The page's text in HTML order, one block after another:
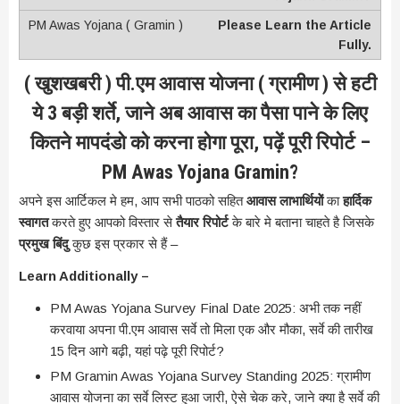
Please Learn the Article
Fully.
( खुशखबरी ) पी.एम आवास योजना ( ग्रामीण ) से हटी
ये 3 बड़ी शर्ते, जाने अब आवास का पैसा पाने के लिए
कितने मापदंडो को करना होगा पूरा, पढ़ें पूरी रिपोर्ट –
PM Awas Yojana Gramin?
अपने इस आर्टिकल मे हम, आप सभी पाठको सहितआवास लाभार्थियोेंकाहार्दिक
स्वागतकरते हुए आपको विस्तार सेतैयार रिपोर्टके बारे मे बताना चाहते है जिसके
प्रमुख बिंदुकुछ इस प्रकार से हैं –
Learn Additionally –
PM Awas Yojana Survey Final Date 2025: अभी तक नहीं
करवाया अपना पी.एम आवास सर्वे तो मिला एक और मौका, सर्वे की तारीख
15 दिन आगे बढ़ी, यहां पढ़े पूरी रिपोर्ट?
PM Gramin Awas Yojana Survey Standing 2025: ग्रामीण
आवास योजना का सर्वे लिस्ट हुआ जारी, ऐसे चेक करे, जाने क्या है सर्वे की